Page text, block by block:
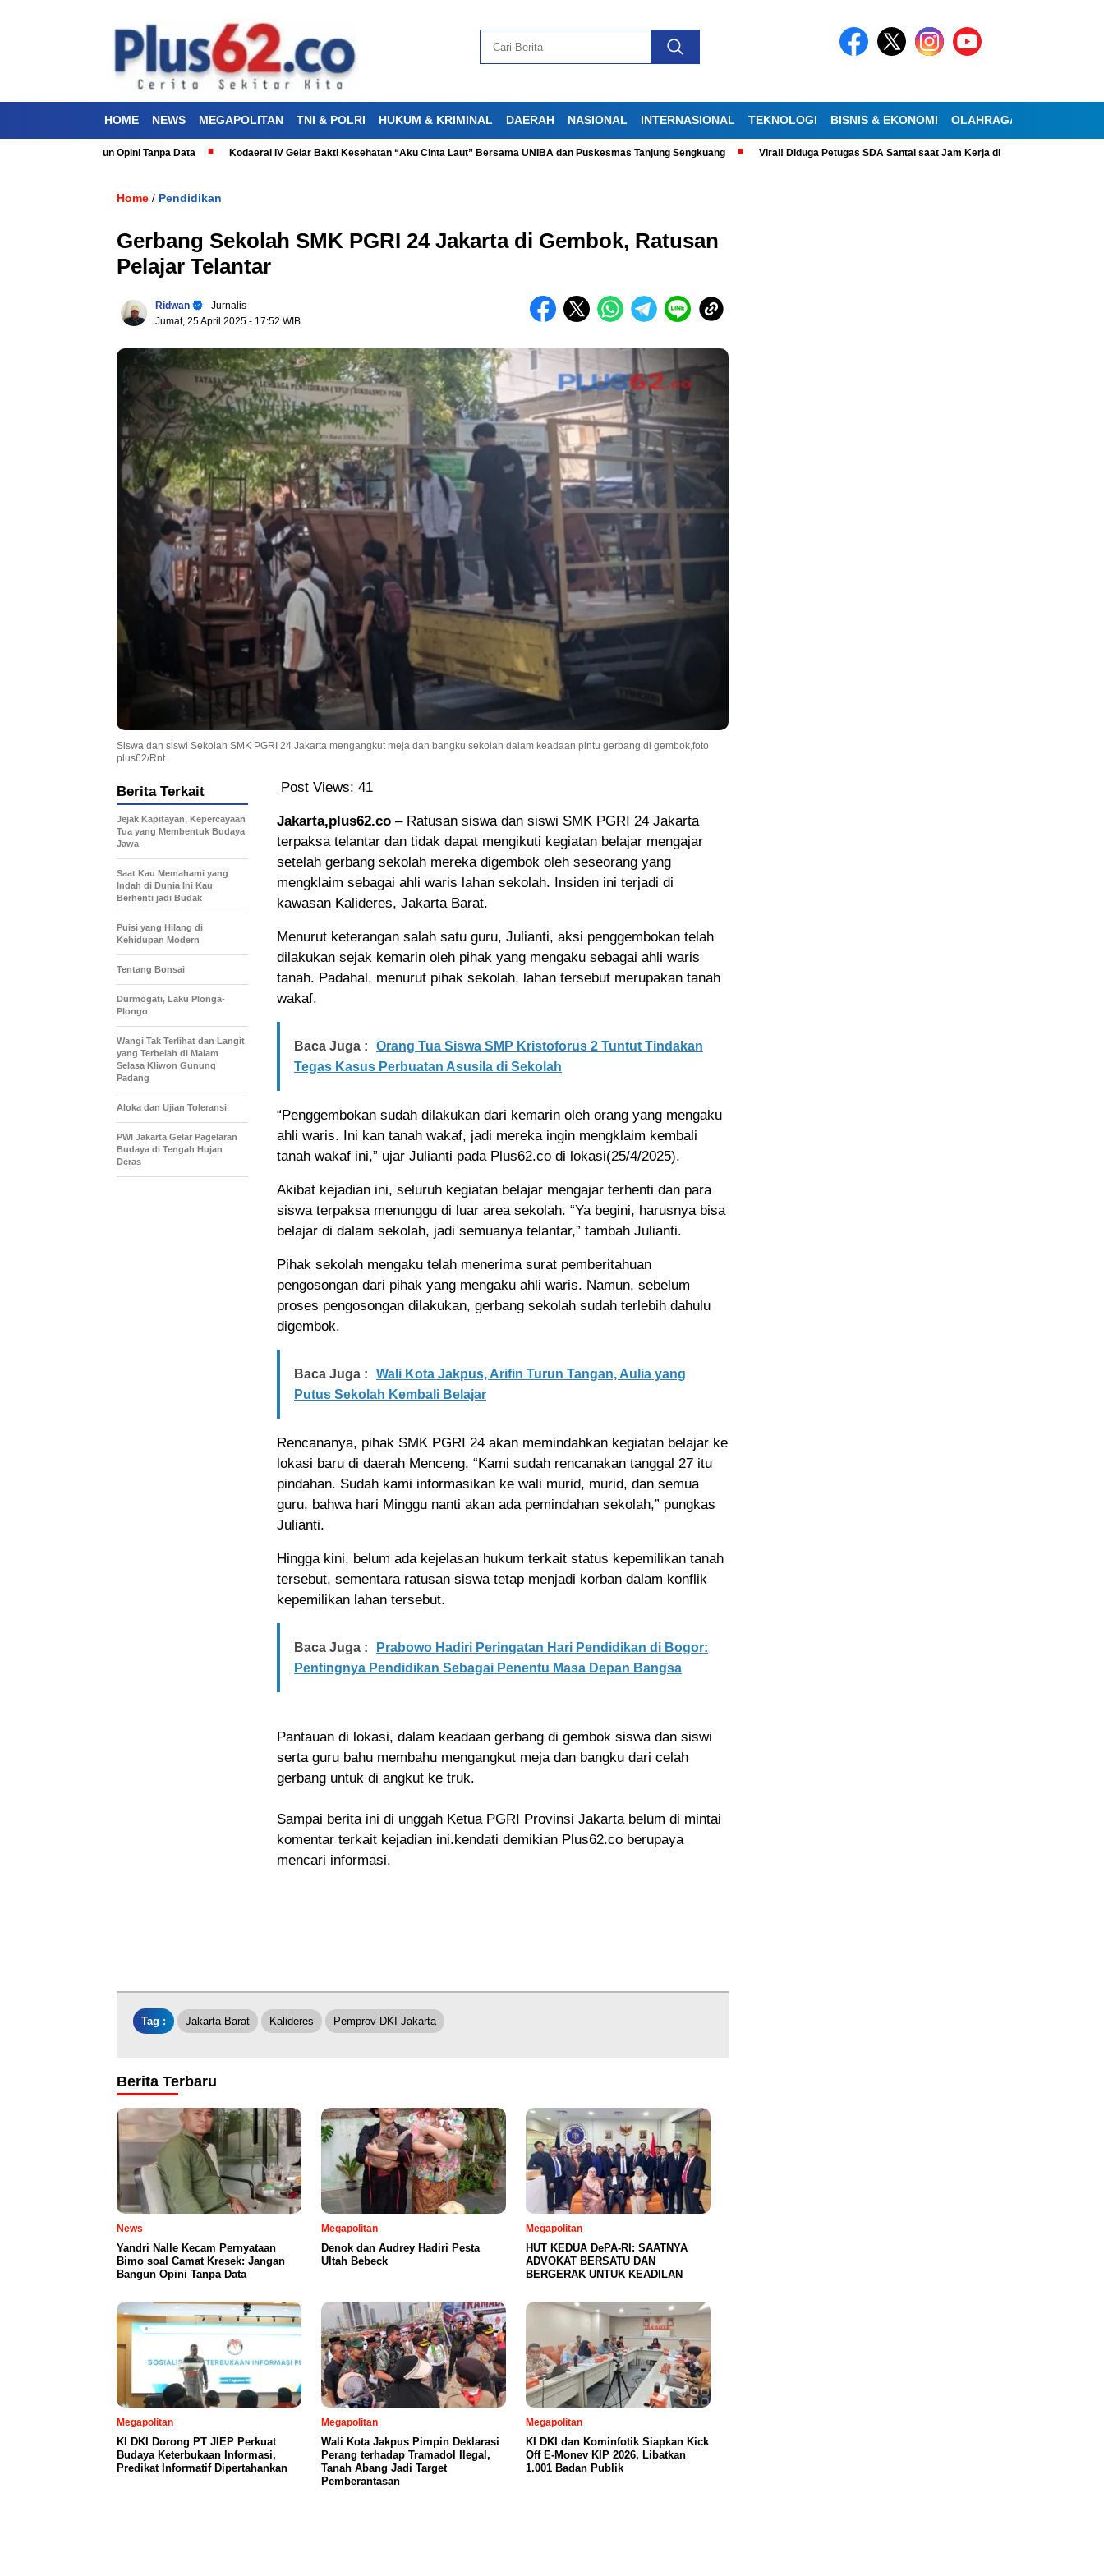
HOME NEWS MEGAPOLITAN TNI & POLRI HUKUM & KRIMINAL DAERAH NASIONAL INTERNASIONAL TEKNOLOGI BISNIS & EKONOMI OLAHRAGA
Bangun Opini Tanpa Data Kodaeral IV Gelar Bakti Kesehatan “Aku Cinta Laut” Bersama UNIBA dan Puskesmas Tanjung Sengkuang Viral! Diduga Petugas SDA Santai saat Jam Kerja di Jakpus, Netizen Geram
Home / Pendidikan
Gerbang Sekolah SMK PGRI 24 Jakarta di Gembok, Ratusan
Pelajar Telantar
Ridwan
- Jurnalis
Jumat, 25 April 2025 - 17:52 WIB
Siswa dan siswi Sekolah SMK PGRI 24 Jakarta mengangkut meja dan bangku sekolah dalam keadaan pintu gerbang di gembok,foto
plus62/Rnt
Post Views: 41
Jakarta,plus62.co – Ratusan siswa dan siswi SMK PGRI 24 Jakarta
terpaksa telantar dan tidak dapat mengikuti kegiatan belajar mengajar
setelah gerbang sekolah mereka digembok oleh seseorang yang
mengklaim sebagai ahli waris lahan sekolah. Insiden ini terjadi di
kawasan Kalideres, Jakarta Barat.
Menurut keterangan salah satu guru, Julianti, aksi penggembokan telah
dilakukan sejak kemarin oleh pihak yang mengaku sebagai ahli waris
tanah. Padahal, menurut pihak sekolah, lahan tersebut merupakan tanah
wakaf.
Baca Juga :
Orang Tua Siswa SMP Kristoforus 2 Tuntut Tindakan
Tegas Kasus Perbuatan Asusila di Sekolah
“Penggembokan sudah dilakukan dari kemarin oleh orang yang mengaku
ahli waris. Ini kan tanah wakaf, jadi mereka ingin mengklaim kembali
tanah wakaf ini,” ujar Julianti pada Plus62.co di lokasi(25/4/2025).
Akibat kejadian ini, seluruh kegiatan belajar mengajar terhenti dan para
siswa terpaksa menunggu di luar area sekolah. “Ya begini, harusnya bisa
belajar di dalam sekolah, jadi semuanya telantar,” tambah Julianti.
Pihak sekolah mengaku telah menerima surat pemberitahuan
pengosongan dari pihak yang mengaku ahli waris. Namun, sebelum
proses pengosongan dilakukan, gerbang sekolah sudah terlebih dahulu
digembok.
Baca Juga :
Wali Kota Jakpus, Arifin Turun Tangan, Aulia yang
Putus Sekolah Kembali Belajar
Rencananya, pihak SMK PGRI 24 akan memindahkan kegiatan belajar ke
lokasi baru di daerah Menceng. “Kami sudah rencanakan tanggal 27 itu
pindahan. Sudah kami informasikan ke wali murid, murid, dan semua
guru, bahwa hari Minggu nanti akan ada pemindahan sekolah,” pungkas
Julianti.
Hingga kini, belum ada kejelasan hukum terkait status kepemilikan tanah
tersebut, sementara ratusan siswa tetap menjadi korban dalam konflik
kepemilikan lahan tersebut.
Baca Juga :
Prabowo Hadiri Peringatan Hari Pendidikan di Bogor:
Pentingnya Pendidikan Sebagai Penentu Masa Depan Bangsa
Pantauan di lokasi, dalam keadaan gerbang di gembok siswa dan siswi
serta guru bahu membahu mengangkut meja dan bangku dari celah
gerbang untuk di angkut ke truk.
Sampai berita ini di unggah Ketua PGRI Provinsi Jakarta belum di mintai
komentar terkait kejadian ini.kendati demikian Plus62.co berupaya
mencari informasi.
Berita Terkait
Jejak Kapitayan, Kepercayaan
Tua yang Membentuk Budaya
Jawa
Saat Kau Memahami yang
Indah di Dunia Ini Kau
Berhenti jadi Budak
Puisi yang Hilang di
Kehidupan Modern
Tentang Bonsai
Durmogati, Laku Plonga-
Plongo
Wangi Tak Terlihat dan Langit
yang Terbelah di Malam
Selasa Kliwon Gunung
Padang
Aloka dan Ujian Toleransi
PWI Jakarta Gelar Pagelaran
Budaya di Tengah Hujan
Deras
Tag : Jakarta Barat Kalideres Pemprov DKI Jakarta
Berita Terbaru
News
Yandri Nalle Kecam Pernyataan
Bimo soal Camat Kresek: Jangan
Bangun Opini Tanpa Data
Megapolitan
Denok dan Audrey Hadiri Pesta
Ultah Bebeck
Megapolitan
HUT KEDUA DePA-RI: SAATNYA
ADVOKAT BERSATU DAN
BERGERAK UNTUK KEADILAN
Megapolitan
KI DKI Dorong PT JIEP Perkuat
Budaya Keterbukaan Informasi,
Predikat Informatif Dipertahankan
Megapolitan
Wali Kota Jakpus Pimpin Deklarasi
Perang terhadap Tramadol Ilegal,
Tanah Abang Jadi Target
Pemberantasan
Megapolitan
KI DKI dan Kominfotik Siapkan Kick
Off E-Monev KIP 2026, Libatkan
1.001 Badan Publik